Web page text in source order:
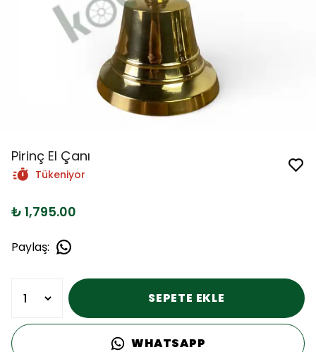
Pirinç El Çanı
Tükeniyor
₺ 1,795.00
Paylaş:
SEPETE EKLE
WHATSAPP